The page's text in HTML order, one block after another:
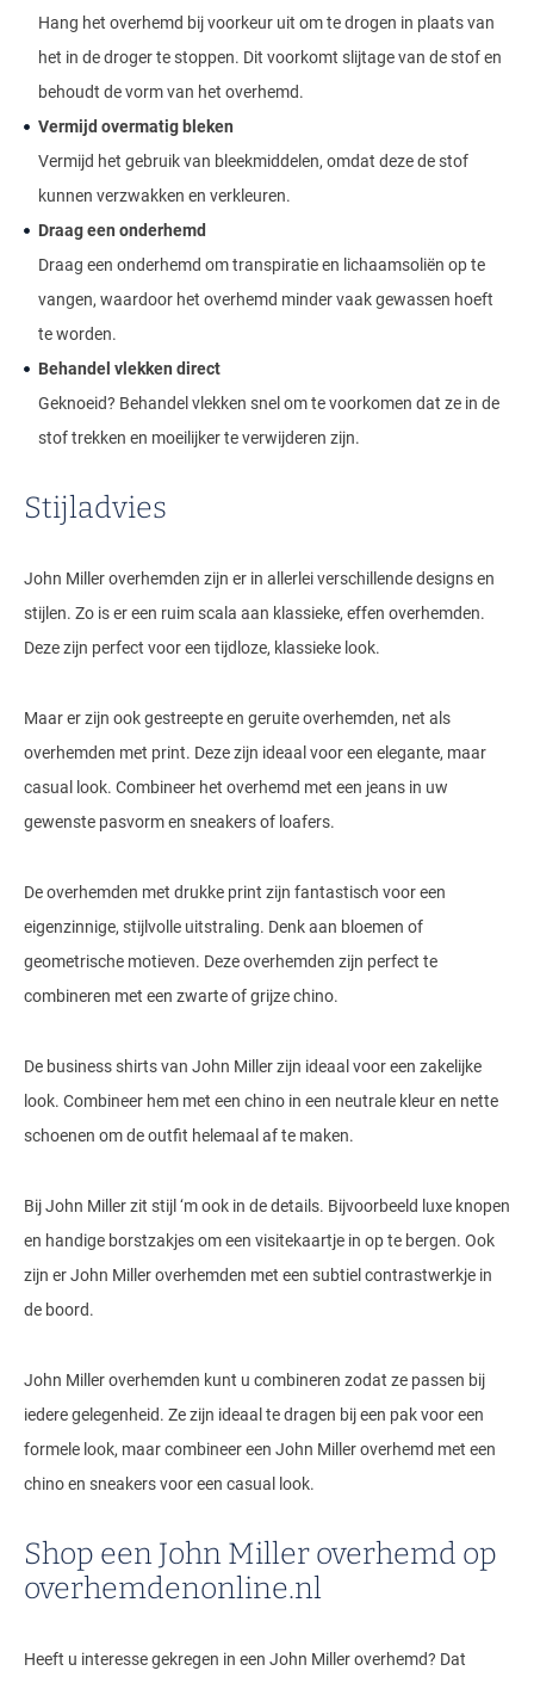
Hang het overhemd bij voorkeur uit om te drogen in plaats van
het in de droger te stoppen. Dit voorkomt slijtage van de stof en
behoudt de vorm van het overhemd.
Vermijd overmatig bleken
Vermijd het gebruik van bleekmiddelen, omdat deze de stof
kunnen verzwakken en verkleuren.
Draag een onderhemd
Draag een onderhemd om transpiratie en lichaamsoliën op te
vangen, waardoor het overhemd minder vaak gewassen hoeft
te worden.
Behandel vlekken direct
Geknoeid? Behandel vlekken snel om te voorkomen dat ze in de
stof trekken en moeilijker te verwijderen zijn.
Stijladvies
John Miller overhemden zijn er in allerlei verschillende designs en
stijlen. Zo is er een ruim scala aan klassieke, effen overhemden.
Deze zijn perfect voor een tijdloze, klassieke look.
Maar er zijn ook gestreepte en geruite overhemden, net als
overhemden met print. Deze zijn ideaal voor een elegante, maar
casual look. Combineer het overhemd met een jeans in uw
gewenste pasvorm en sneakers of loafers.
De overhemden met drukke print zijn fantastisch voor een
eigenzinnige, stijlvolle uitstraling. Denk aan bloemen of
geometrische motieven. Deze overhemden zijn perfect te
combineren met een zwarte of grijze chino.
De business shirts van John Miller zijn ideaal voor een zakelijke
look. Combineer hem met een chino in een neutrale kleur en nette
schoenen om de outfit helemaal af te maken.
Bij John Miller zit stijl ‘m ook in de details. Bijvoorbeeld luxe knopen
en handige borstzakjes om een visitekaartje in op te bergen. Ook
zijn er John Miller overhemden met een subtiel contrastwerkje in
de boord.
John Miller overhemden kunt u combineren zodat ze passen bij
iedere gelegenheid. Ze zijn ideaal te dragen bij een pak voor een
formele look, maar combineer een John Miller overhemd met een
chino en sneakers voor een casual look.
Shop een John Miller overhemd op
overhemdenonline.nl
Heeft u interesse gekregen in een John Miller overhemd? Dat